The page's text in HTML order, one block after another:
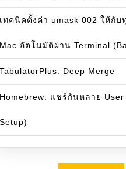
เทคนิคตั้งค่า umask 002 ให้กับ
Mac อัตโนมัติผ่าน Terminal
TabulatorPlus: Deep Merge
Homebrew: แชร์กันหลาย
Setup)